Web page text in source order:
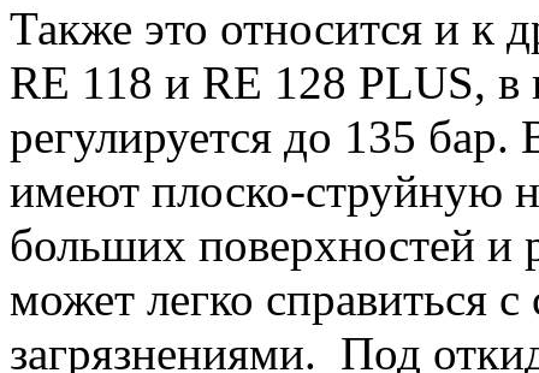
Также это относится и к
RE 118 и RE 128 PLUS, в
регулируется до 135 бар.
имеют плоско-струйную
больших поверхностей и
может легко справиться
загрязнениями. Под